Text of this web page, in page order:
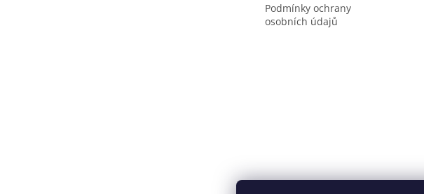
Podmínky ochrany
osobních údajů